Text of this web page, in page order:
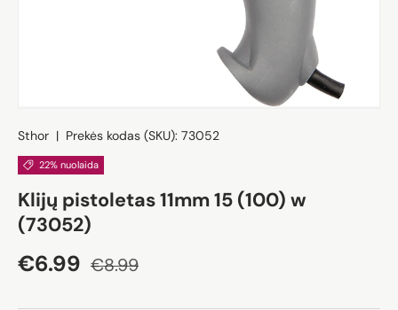
Sthor | Prekės kodas (SKU): 73052
22% nuolaida
Klijų pistoletas 11mm 15 (100) w
(73052)
Akcijos kaina
€6.99 Įprasta kaina
€8.99